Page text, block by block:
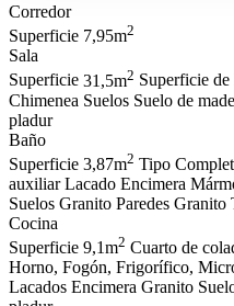
Corredor
Superficie 7,95m2
Sala
Superficie 31,5m2 Superficie de
Chimenea Suelos Suelo de
pladur
Baño
Superficie 3,87m2 Tipo
auxiliar Lacado Encimera
Suelos Granito Paredes Granito
Cocina
Superficie 9,1m2 Cuarto de
Horno, Fogón, Frigorífico,
Lacados Encimera Granito